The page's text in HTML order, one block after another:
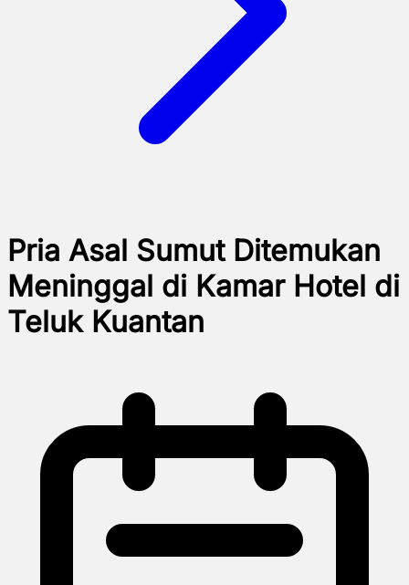
Pria Asal Sumut Ditemukan
Meninggal di Kamar Hotel di
Teluk Kuantan